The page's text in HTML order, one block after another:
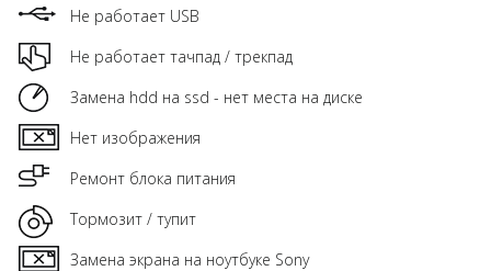
Не работает USB
Не работает тачпад / трекпад
Замена hdd на ssd - нет места на диске
Нет изображения
Ремонт блока питания
Тормозит / тупит
Замена экрана на ноутбуке Sony